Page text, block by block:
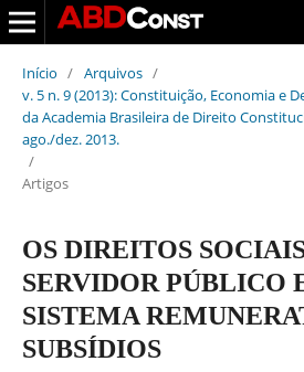
Início / Arquivos /
v. 5 n. 9 (2013): Constituição, Economia e
da Academia Brasileira de Direito
ago./dez. 2013.
/
Artigos
OS DIREITOS
SERVIDOR PÚBLICO
SISTEMA
SUBSÍDIOS